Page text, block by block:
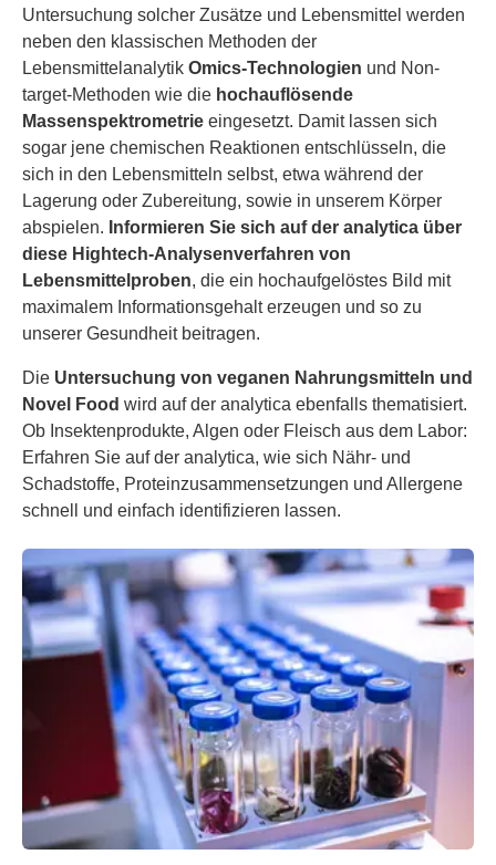
Untersuchung solcher Zusätze und Lebensmittel werden
neben den klassischen Methoden der
Lebensmittelanalytik Omics-Technologien und Non-
target-Methoden wie die hochauflösende
Massenspektrometrie eingesetzt. Damit lassen sich
sogar jene chemischen Reaktionen entschlüsseln, die
sich in den Lebensmitteln selbst, etwa während der
Lagerung oder Zubereitung, sowie in unserem Körper
abspielen. Informieren Sie sich auf der analytica über
diese Hightech-Analysenverfahren von
Lebensmittelproben, die ein hochaufgelöstes Bild mit
maximalem Informationsgehalt erzeugen und so zu
unserer Gesundheit beitragen.
Die Untersuchung von veganen Nahrungsmitteln und
Novel Food wird auf der analytica ebenfalls thematisiert.
Ob Insektenprodukte, Algen oder Fleisch aus dem Labor:
Erfahren Sie auf der analytica, wie sich Nähr- und
Schadstoffe, Proteinzusammensetzungen und Allergene
schnell und einfach identifizieren lassen.